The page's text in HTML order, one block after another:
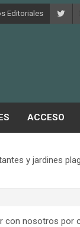
Editoriales
ACCESO
y jardines
con nosotros por